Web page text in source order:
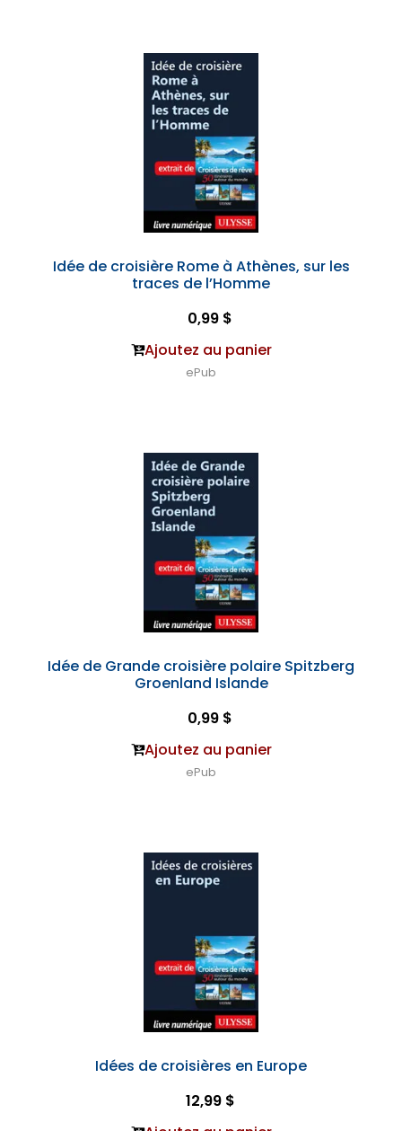
Idée de croisière Rome à Athènes, sur les
traces de l’Homme
0,99 $
Ajoutez au panier
ePub
Idée de Grande croisière polaire Spitzberg
Groenland Islande
0,99 $
Ajoutez au panier
ePub
Idées de croisières en Europe
12,99 $